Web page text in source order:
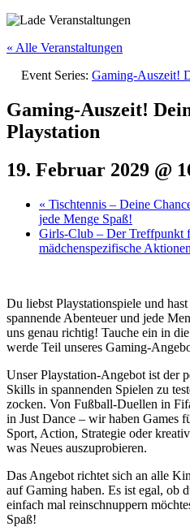
« Alle Veranstaltungen
Event Series: Gaming-Auszeit!
Gaming-Auszeit!
Playstation
19. Februar 2029 @
« Tischtennis – Deine
jede Menge Spaß!
Girls-Club – Der Treffpunkt
mädchenspezifische
Du liebst Playstationspiele und
spannende Abenteuer und jede
uns genau richtig! Tauche ein in
werde Teil unseres Gaming-
Unser Playstation-Angebot ist der
Skills in spannenden Spielen zu
zocken. Von Fußball-Duellen in
in Just Dance – wir haben Games
Sport, Action, Strategie oder
was Neues auszuprobieren.
Das Angebot richtet sich an alle
auf Gaming haben. Es ist egal, ob
einfach mal reinschnuppern
Spaß!